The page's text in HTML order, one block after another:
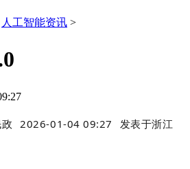
人工智能资讯 >
2026-01-04 09:27 发表于浙江